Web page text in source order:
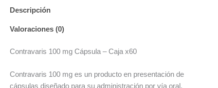
Descripción
Valoraciones (0)
Contravaris 100 mg Cápsula – Caja x60
Contravaris 100 mg es un producto en presentación de
cápsulas diseñado para su administración por vía oral,